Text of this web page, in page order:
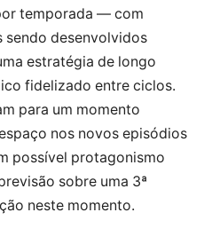
temporada — com
sendo desenvolvidos
estratégia de longo
fidelizado entre ciclos.
para um momento
nos novos episódios
possível protagonismo
sobre uma 3ª
neste momento.